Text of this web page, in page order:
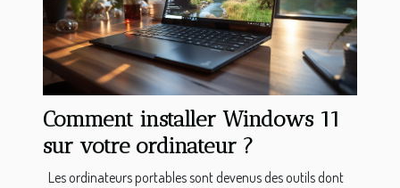
Comment installer Windows 11
sur votre ordinateur ?
Les ordinateurs portables sont devenus des outils dont